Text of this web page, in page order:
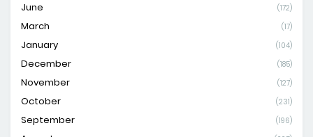
June (172)
March (17)
January (104)
December (185)
November (127)
October (231)
September (196)